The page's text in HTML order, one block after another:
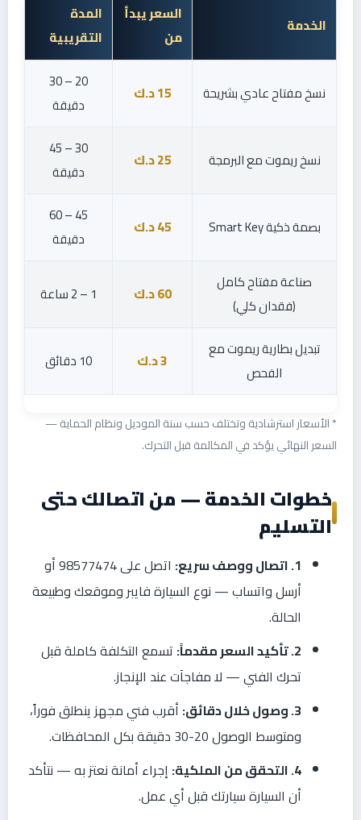
الخدمة
السعر يبدأ
من
المدة
التقريبية
نسخ مفتاح عادي بشريحة 15 د.ك
20 – 30
دقيقة
نسخ ريموت مع البرمجة 25 د.ك
30 – 45
دقيقة
بصمة ذكية Smart Key 45 د.ك
45 – 60
دقيقة
صناعة مفتاح كامل
(فقدان كلي)
60 د.ك 1 – 2 ساعة
تبديل بطارية ريموت مع
الفحص
3 د.ك 10 دقائق
* الأسعار استرشادية وتختلف حسب سنة الموديل ونظام الحماية —
السعر النهائي يؤكد في المكالمة قبل التحرك.
خطوات الخدمة — من اتصالك حتى
التسليم
1. اتصال ووصف سريع:
اتصل على 98577474 أو
أرسل واتساب — نوع السيارة فايبر وموقعك وطبيعة
الحالة.
2. تأكيد السعر مقدماً:
تسمع التكلفة كاملة قبل
تحرك الفني — لا مفاجآت عند الإنجاز.
3. وصول خلال دقائق:
أقرب فني مجهز ينطلق فوراً،
ومتوسط الوصول 20-30 دقيقة بكل المحافظات.
4. التحقق من الملكية:
إجراء أمانة نعتز به — نتأكد
أن السيارة سيارتك قبل أي عمل.